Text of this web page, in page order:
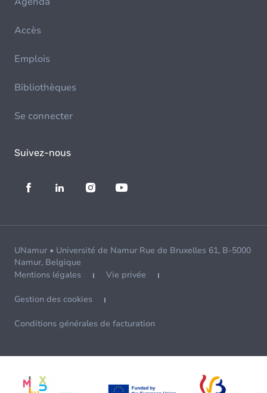
Accès
Emplois
Bibliothèques
Se connecter
Suivez-nous
UNamur • Université de Namur Rue de Bruxelles 61, B-5000
Namur, Belgique
Mentions légales
Vie privée
Gestion des cookies
Conditions générales de facturation